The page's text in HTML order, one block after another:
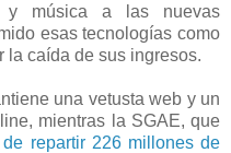
y música a las nuevas
esas tecnologías como
la caída de sus ingresos.
una vetusta web y un
mientras la SGAE, que
repartir 226 millones de